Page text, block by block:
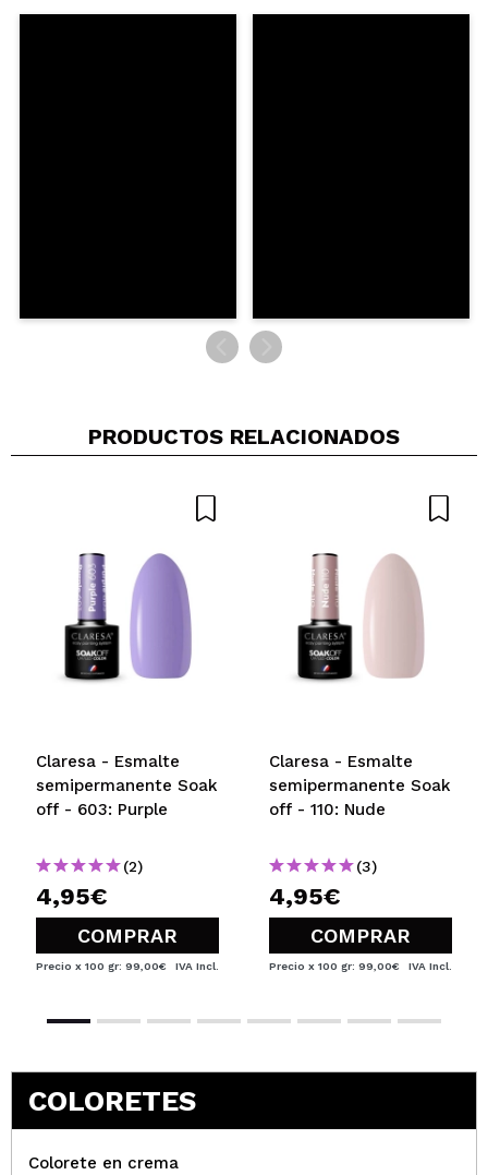
PRODUCTOS RELACIONADOS
Claresa - Esmalte
semipermanente Soak
off - 603: Purple
(2)
4,95€
COMPRAR
Precio x 100 gr: 99,00€ IVA Incl.
Claresa - Esmalte
semipermanente Soak
off - 110: Nude
(3)
4,95€
COMPRAR
Precio x 100 gr: 99,00€ IVA Incl.
COLORETES
Colorete en crema